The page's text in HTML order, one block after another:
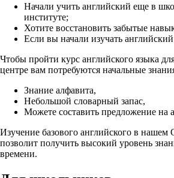
Начали учить английский еще в
институте;
Хотите восстановить забытые
Если вы начали изучать
Чтобы пройти курс английского языка
центре вам потребуются начальные
Знание алфавита,
Небольшой словарный запас,
Можете составить предложение на
Изучение базового английского в
позволит получить высокий уровень
времени.